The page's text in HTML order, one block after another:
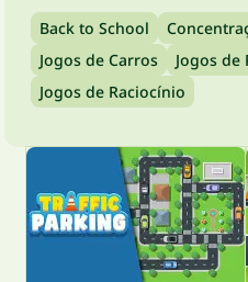
Back to School
Jogos de Carros
Jogos de
Jogos de Raciocínio